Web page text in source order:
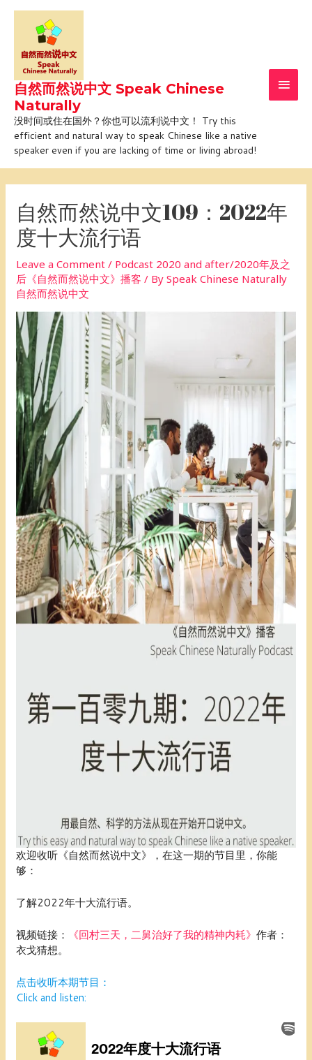
Skip
content
自然而然说中文 Speak Chinese
Naturally
没时间或住在国外？你也可以流利说中文！ Try this
efficient and natural way to speak Chinese like a native
speaker even if you are lacking of time or living abroad!
自然而然说中文109：2022年
度十大流行语
Leave a Comment / Podcast 2020 and after/2020年及之
后《自然而然说中文》播客 / BySpeak Chinese Naturally
自然而然说中文
欢迎收听《自然而然说中文》，在这一期的节目里，你能
够：
了解2022年十大流行语。
视频链接： 《回村三天，二舅治好了我的精神内耗》作者：
衣戈猜想。
点击收听本期节目：
Click and listen: